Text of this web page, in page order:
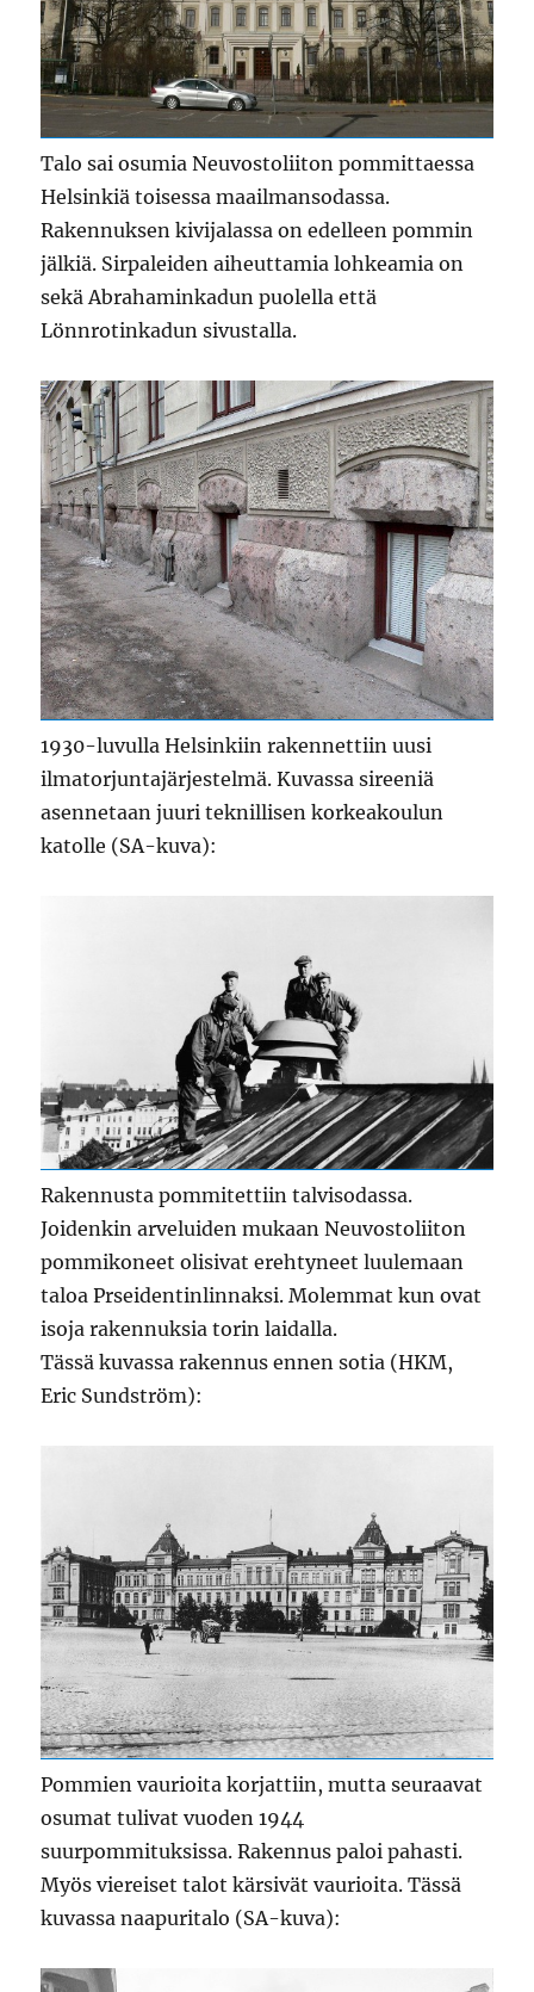
Talo sai osumia Neuvostoliiton pommittaessa
Helsinkiä toisessa maailmansodassa.
Rakennuksen kivijalassa on edelleen pommin
jälkiä. Sirpaleiden aiheuttamia lohkeamia on
sekä Abrahaminkadun puolella että
Lönnrotinkadun sivustalla.
1930-luvulla Helsinkiin rakennettiin uusi
ilmatorjuntajärjestelmä. Kuvassa sireeniä
asennetaan juuri teknillisen korkeakoulun
katolle (SA-kuva):
Rakennusta pommitettiin talvisodassa.
Joidenkin arveluiden mukaan Neuvostoliiton
pommikoneet olisivat erehtyneet luulemaan
taloa Prseidentinlinnaksi. Molemmat kun ovat
isoja rakennuksia torin laidalla.
Tässä kuvassa rakennus ennen sotia (HKM,
Eric Sundström):
Pommien vaurioita korjattiin, mutta seuraavat
osumat tulivat vuoden 1944
suurpommituksissa. Rakennus paloi pahasti.
Myös viereiset talot kärsivät vaurioita. Tässä
kuvassa naapuritalo (SA-kuva):